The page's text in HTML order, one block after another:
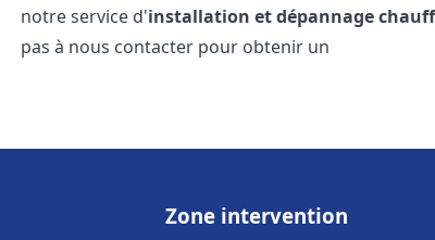
notre service d'installation et dépannage
pas à nous contacter pour obtenir un
Zone intervention